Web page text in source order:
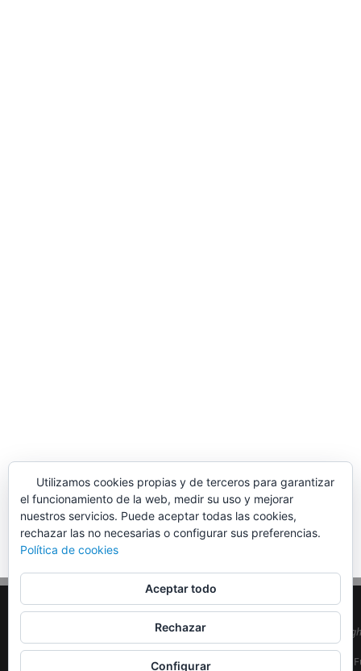
©
|
Utilizamos cookies propias y de terceros para garantizar
el funcionamiento de la web, medir su uso y mejorar
nuestros servicios. Puede aceptar todas las cookies,
rechazar las no necesarias o configurar sus preferencias.
Política de cookies
Aceptar todo
Rechazar
Configurar